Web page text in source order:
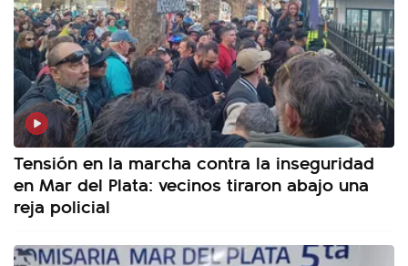
Tensión en la marcha contra la inseguridad
en Mar del Plata: vecinos tiraron abajo una
reja policial